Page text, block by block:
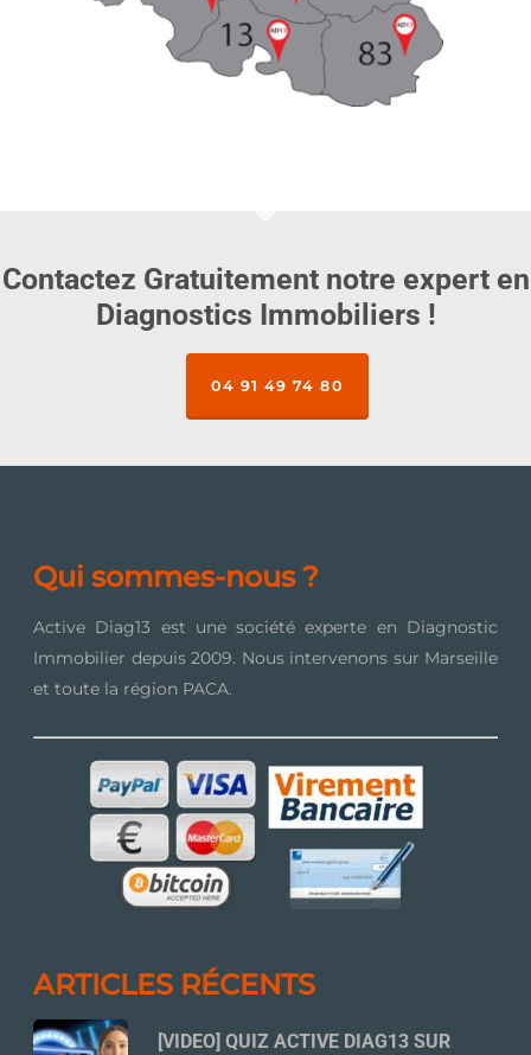
Contactez Gratuitement notre expert en
Diagnostics Immobiliers !
04 91 49 74 80
Qui sommes-nous ?
Active Diag13 est une société experte en Diagnostic
Immobilier depuis 2009. Nous intervenons sur Marseille
et toute la région PACA.
ARTICLES RÉCENTS
[VIDEO] QUIZ ACTIVE DIAG13 SUR